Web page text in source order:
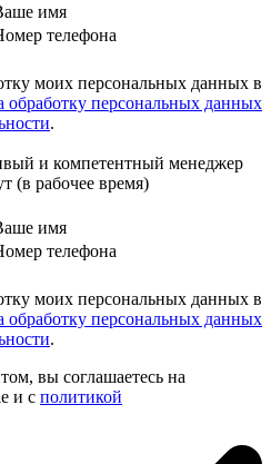
имя
телефона
моих персональных данных в
обработку персональных данных
.
и компетентный менеджер
(в рабочее время)
имя
телефона
моих персональных данных в
обработку персональных данных
.
вы соглашаетесь на
и с политикой